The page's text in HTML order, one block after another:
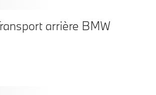
arrière BMW